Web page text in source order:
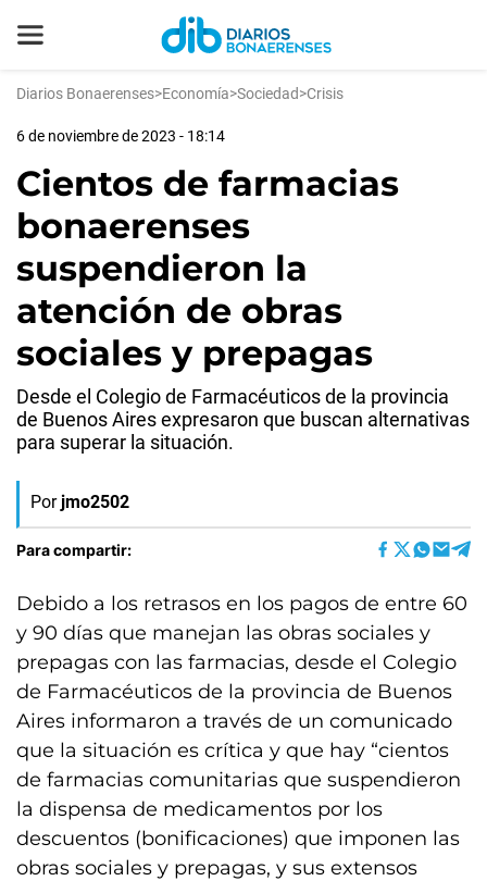
Diarios Bonaerenses>Economía>Sociedad>Crisis
6 de noviembre de 2023 - 18:14
Cientos de farmacias
bonaerenses
suspendieron la
atención de obras
sociales y prepagas
Desde el Colegio de Farmacéuticos de la provincia
de Buenos Aires expresaron que buscan alternativas
para superar la situación.
Por jmo2502
Para compartir:
Debido a los retrasos en los pagos de entre 60
y 90 días que manejan las obras sociales y
prepagas con las farmacias, desde el Colegio
de Farmacéuticos de la provincia de Buenos
Aires informaron a través de un comunicado
que la situación es crítica y que hay “cientos
de farmacias comunitarias que suspendieron
la dispensa de medicamentos por los
descuentos (bonificaciones) que imponen las
obras sociales y prepagas, y sus extensos